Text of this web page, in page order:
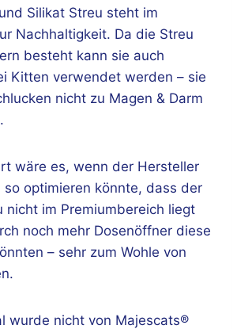
Silikat Streu steht im
Nachhaltigkeit. Da die Streu
besteht kann sie auch
Kitten verwendet werden – sie
nicht zu Magen & Darm
wäre es, wenn der Hersteller
so optimieren könnte, dass der
nicht im Premiumbereich liegt
noch mehr Dosenöffner diese
– sehr zum Wohle von
wurde nicht von Majescats®